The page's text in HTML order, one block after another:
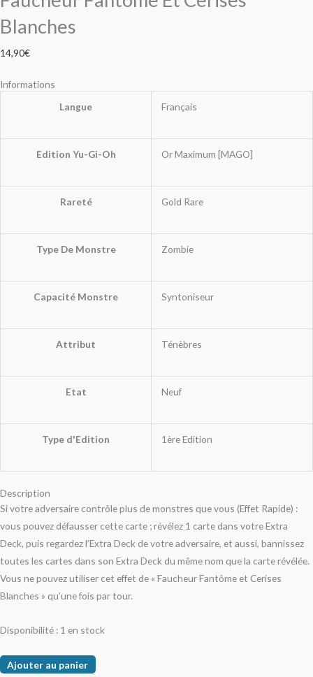
Blanches
14,90€
Informations
Langue
Français
Edition Yu-Gi-Oh Or Maximum [MAGO]
Rareté Gold Rare
Type De Monstre Zombie
Capacité Monstre Syntoniseur
Attribut Ténèbres
Etat Neuf
Type d'Edition 1ère Edition
Description
Si votre adversaire contrôle plus de monstres que vous (Effet Rapide) :
vous pouvez défausser cette carte ; révélez 1 carte dans votre Extra
Deck, puis regardez l’Extra Deck de votre adversaire, et aussi, bannissez
toutes les cartes dans son Extra Deck du même nom que la carte révélée.
Vous ne pouvez utiliser cet effet de « Faucheur Fantôme et Cerises
Blanches » qu’une fois par tour.
Disponibilité : 1 en stock
Ajouter au panier